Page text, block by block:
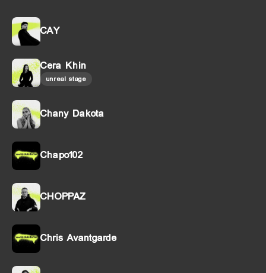
CAY
Cera Khin
unreal stage
Chany Dakota
Chapo102
CHOPPAZ
Chris Avantgarde